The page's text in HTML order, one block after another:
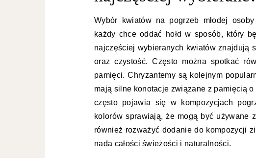
Wybór kwiatów na pogrzeb młodej
każdy chce oddać hołd w sposób, który
najczęściej wybieranych kwiatów znajdują
oraz czystość. Często można spotkać
pamięci. Chryzantemy są kolejnym
mają silne konotacje związane z pamięcią
często pojawia się w kompozycjach
kolorów sprawiają, że mogą być używane
również rozważyć dodanie do kompozycji
nada całości świeżości i naturalności.